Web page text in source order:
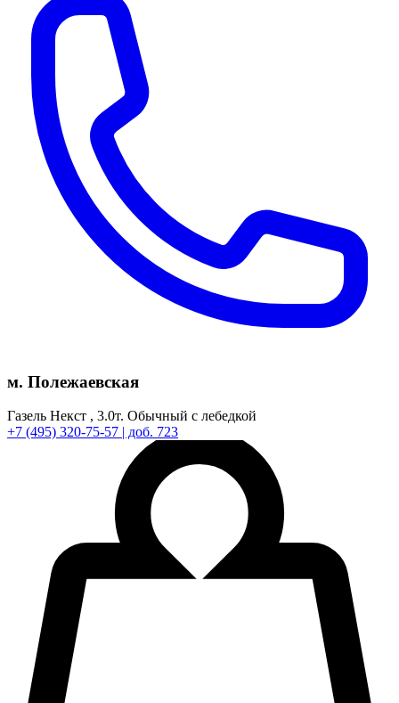
м. Полежаевская
Газель Некст , 3.0т. Обычный с лебедкой
+7 (495) 320-75-57 | доб. 723